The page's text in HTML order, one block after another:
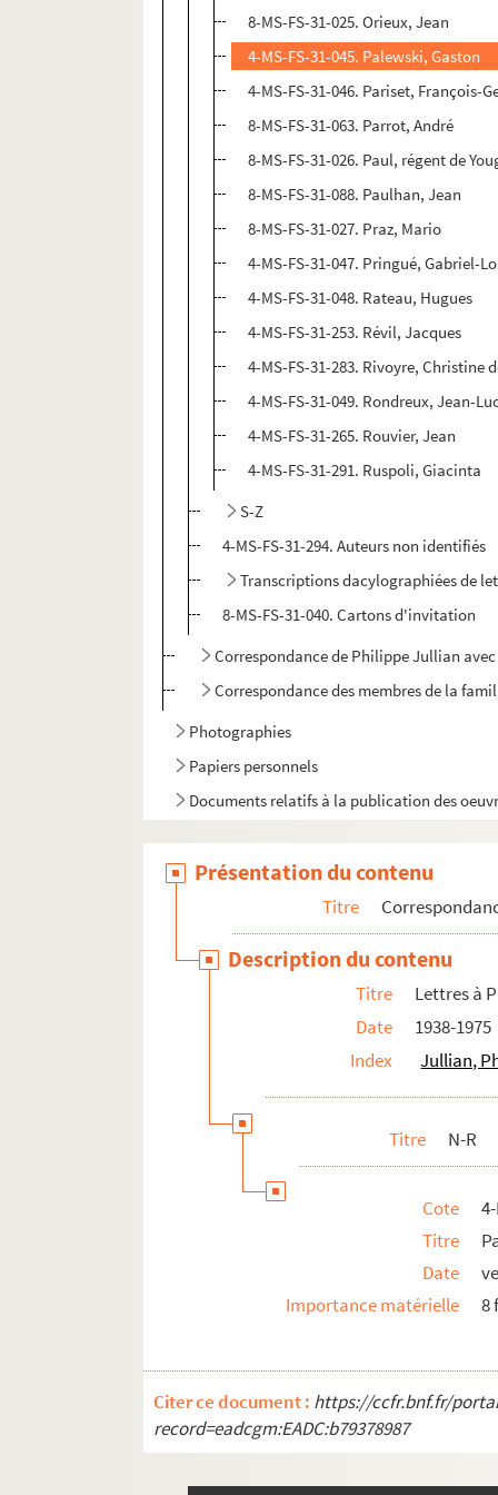
8-MS-FS-31-025. Orieux, Jean
4-MS-FS-31-045. Palewski, Gaston
4-MS-FS-31-046. Pariset, François-
8-MS-FS-31-063. Parrot, André
8-MS-FS-31-026. Paul, régent de
8-MS-FS-31-088. Paulhan, Jean
8-MS-FS-31-027. Praz, Mario
4-MS-FS-31-047. Pringué, Gabriel-
4-MS-FS-31-048. Rateau, Hugues
4-MS-FS-31-253. Révil, Jacques
4-MS-FS-31-283. Rivoyre, Christine
4-MS-FS-31-049. Rondreux, Jean-
4-MS-FS-31-265. Rouvier, Jean
4-MS-FS-31-291. Ruspoli, Giacinta
S-Z
4-MS-FS-31-294. Auteurs non identifiés
Transcriptions dacylographiées de
8-MS-FS-31-040. Cartons d'invitation
Correspondance de Philippe Jullian
Correspondance des membres de la
Photographies
Papiers personnels
Documents relatifs à la publication des
Papiers de famille
Papiers de Ghislain de Diesbach
Présentation du contenu
Titre
Description du contenu
Titre
Lettres à
Date
1938-1975
Index
Jullian,
Titre N-R
Cote
Titre
Date
Importance matérielle
8
Citer ce document : https://ccfr.bnf.fr/
record=eadcgm:EADC:b79378987